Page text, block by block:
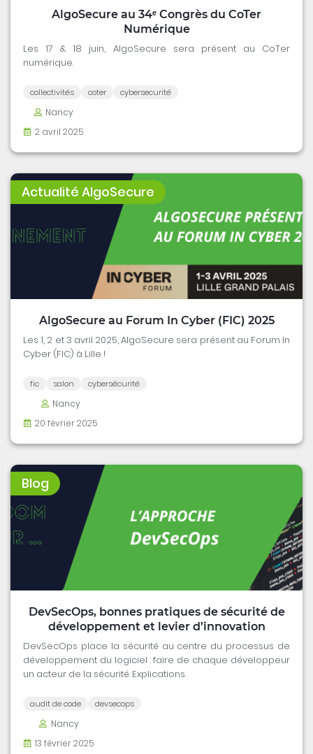
AlgoSecure au 34ᵉ Congrès du CoTer
Numérique
Les 17 & 18 juin, AlgoSecure sera présent au CoTer
numérique.
collectivités coter cybersecurité
Nancy
2 avril 2025
Actualité AlgoSecure
AlgoSecure au Forum In Cyber (FIC) 2025
Les 1, 2 et 3 avril 2025, AlgoSecure sera présent au Forum In
Cyber (FIC) à Lille !
fic salon cybersécurité
Nancy
20 février 2025
Blog
DevSecOps, bonnes pratiques de sécurité de
développement et levier d’innovation
DevSecOps place la sécurité au centre du processus de
développement du logiciel : faire de chaque développeur
un acteur de la sécurité. Explications.
audit de code devsecops
Nancy
13 février 2025